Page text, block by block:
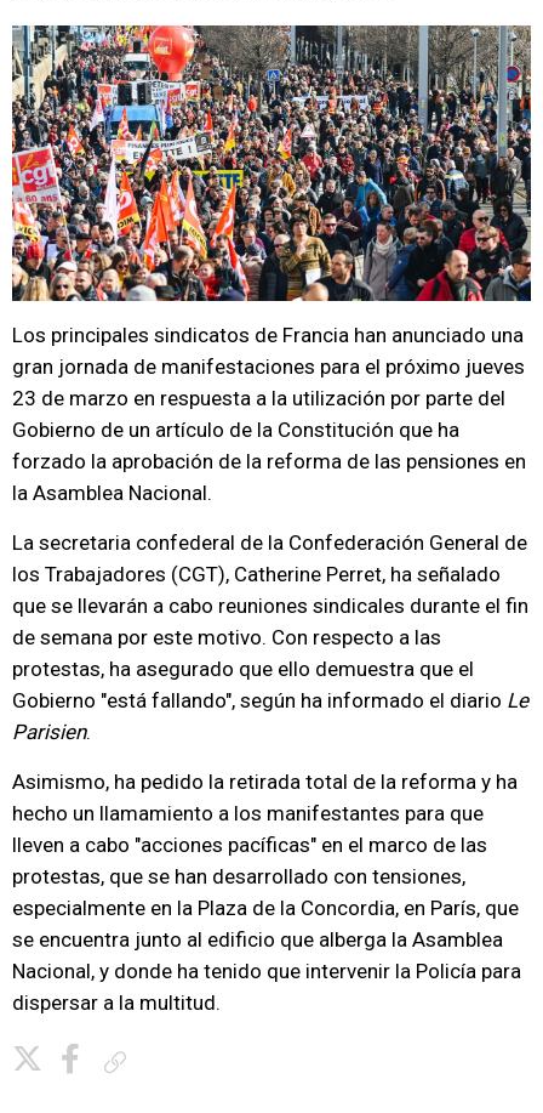
Los principales sindicatos de Francia han anunciado una
gran jornada de manifestaciones para el próximo jueves
23 de marzo en respuesta a la utilización por parte del
Gobierno de un artículo de la Constitución que ha
forzado la aprobación de la reforma de las pensiones en
la Asamblea Nacional.
La secretaria confederal de la Confederación General de
los Trabajadores (CGT), Catherine Perret, ha señalado
que se llevarán a cabo reuniones sindicales durante el fin
de semana por este motivo. Con respecto a las
protestas, ha asegurado que ello demuestra que el
Gobierno "está fallando", según ha informado el diario Le
Parisien.
Asimismo, ha pedido la retirada total de la reforma y ha
hecho un llamamiento a los manifestantes para que
lleven a cabo "acciones pacíficas" en el marco de las
protestas, que se han desarrollado con tensiones,
especialmente en la Plaza de la Concordia, en París, que
se encuentra junto al edificio que alberga la Asamblea
Nacional, y donde ha tenido que intervenir la Policía para
dispersar a la multitud.